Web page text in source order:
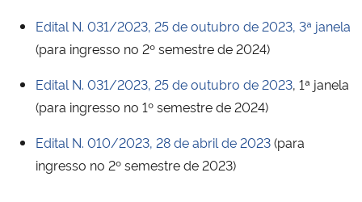
Edital N. 031/2023, 25 de outubro de 2023, 3ª janela
(para ingresso no 2º semestre de 2024)
Edital N. 031/2023, 25 de outubro de 2023, 1ª janela
(para ingresso no 1º semestre de 2024)
Edital N. 010/2023, 28 de abril de 2023(para
ingresso no 2º semestre de 2023)